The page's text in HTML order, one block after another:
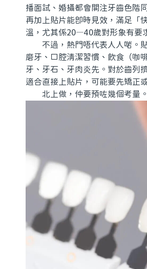
播面試、婚攝都會關注牙齒色階
再加上貼片能即時見效，滿足「
溫，尤其係20—40歲對形象有要
不過，熱門唔代表人人啱。貼
磨牙、口腔清潔習慣、飲食（咖
牙、牙石、牙肉炎先。對於齒列
適合直接上貼片，可能要先矯正
北上做，仲要預咗幾個考量